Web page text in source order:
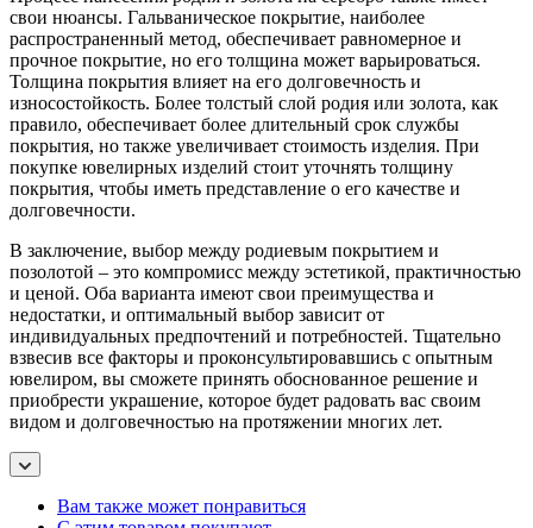
свои нюансы. Гальваническое покрытие, наиболее
распространенный метод, обеспечивает равномерное и
прочное покрытие, но его толщина может варьироваться.
Толщина покрытия влияет на его долговечность и
износостойкость. Более толстый слой родия или золота, как
правило, обеспечивает более длительный срок службы
покрытия, но также увеличивает стоимость изделия. При
покупке ювелирных изделий стоит уточнять толщину
покрытия, чтобы иметь представление о его качестве и
долговечности.
В заключение, выбор между родиевым покрытием и
позолотой – это компромисс между эстетикой, практичностью
и ценой. Оба варианта имеют свои преимущества и
недостатки, и оптимальный выбор зависит от
индивидуальных предпочтений и потребностей. Тщательно
взвесив все факторы и проконсультировавшись с опытным
ювелиром, вы сможете принять обоснованное решение и
приобрести украшение, которое будет радовать вас своим
видом и долговечностью на протяжении многих лет.
Вам также может понравиться